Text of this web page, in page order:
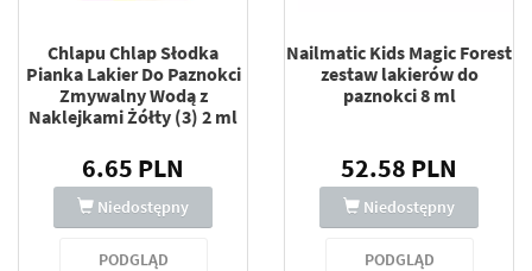
Chlapu Chlap Słodka
Pianka Lakier Do Paznokci
Zmywalny Wodą z
Naklejkami Żółty (3) 2 ml
6.65 PLN
Niedostępny
PODGLĄD
Nailmatic Kids Magic Forest
zestaw lakierów do
paznokci 8 ml
52.58 PLN
Niedostępny
PODGLĄD